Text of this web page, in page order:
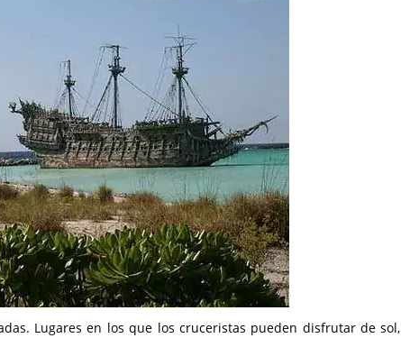
Lugares en los que los cruceristas pueden disfrutar de sol,